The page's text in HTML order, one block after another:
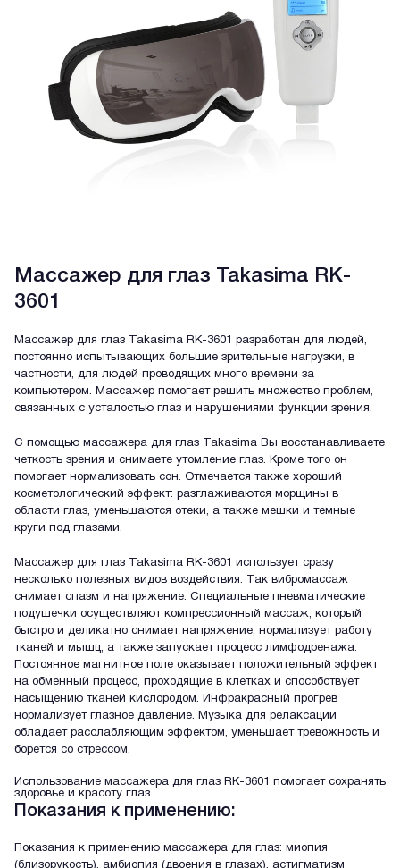
Массажер для глаз Takasima RK-
3601
Массажер для глаз Takasima RK-3601 разработан для людей,
постоянно испытывающих большие зрительные нагрузки, в
частности, для людей проводящих много времени за
компьютером. Массажер помогает решить множество проблем,
связанных с усталостью глаз и нарушениями функции зрения.
С помощью массажера для глаз Takasima Вы восстанавливаете
четкость зрения и снимаете утомление глаз. Кроме того он
помогает нормализовать сон. Отмечается также хороший
косметологический эффект: разглаживаются морщины в
области глаз, уменьшаются отеки, а также мешки и темные
круги под глазами.
Массажер для глаз Takasima RK-3601 использует сразу
несколько полезных видов воздействия. Так вибромассаж
снимает спазм и напряжение. Специальные пневматические
подушечки осуществляют компрессионный массаж, который
быстро и деликатно снимает напряжение, нормализует работу
тканей и мышц, а также запускает процесс лимфодренажа.
Постоянное магнитное поле оказывает положительный эффект
на обменный процесс, проходящие в клетках и способствует
насыщению тканей кислородом. Инфракрасный прогрев
нормализует глазное давление. Музыка для релаксации
обладает расслабляющим эффектом, уменьшает тревожность и
борется со стрессом.
Использование массажера для глаз RK-3601 помогает сохранять
здоровье и красоту глаз.
Показания к применению:
Показания к применению массажера для глаз: миопия
(близорукость), амбиопия (двоения в глазах), астигматизм